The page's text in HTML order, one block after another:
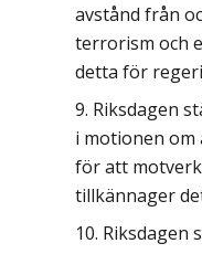
avstånd från
terrorism och
detta för
Riksdagen
i motionen
för att
tillkännager
Riksdagen